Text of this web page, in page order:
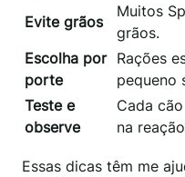
Evite grãos
Muitos
grãos.
Escolha por
porte
Rações
pequeno
Teste e
observe
Cada
na
Essas dicas têm me